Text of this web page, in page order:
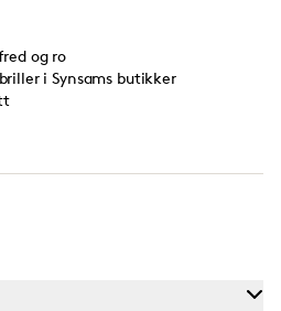
og ro
i Synsams butikker